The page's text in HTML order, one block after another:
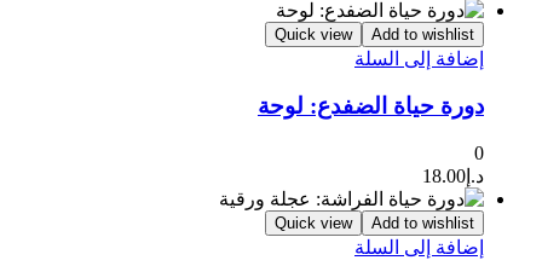
Add to wishlist
Quick view
إضافة إلى السلة
دورة حياة الضفدع: لوحة
0
د.إ 18.00
Add to wishlist
Quick view
إضافة إلى السلة